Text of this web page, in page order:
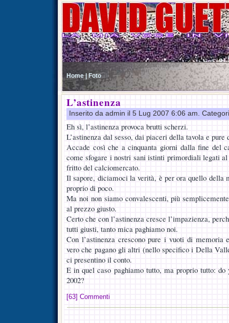
Home | Foto
L’astinenza
Inserito da admin il 5 Lug 2007 6:06 am.
Eh sì, l’astinenza provoca brutti scherzi.
L’astinenza dal sesso, dai piaceri della tavola e
Accade così che a cinquanta giorni dalla fine del
come sfogare i nostri sani istinti primordiali legati
fritto del calciomercato.
Il sapore, diciamoci la verità, è per ora quello della
proprio di poco.
Ma noi non siamo convalescenti, più
al prezzo giusto.
Certo che con l’astinenza cresce l’impazienza,
tutti giusti, tanto mica paghiamo noi.
Con l’astinenza crescono pure i vuoti di
vero che pagano gli altri (nello specifico i Della
ci presentino il conto.
E in quel caso paghiamo tutto, ma proprio tutto:
2002?
[63] Commenti